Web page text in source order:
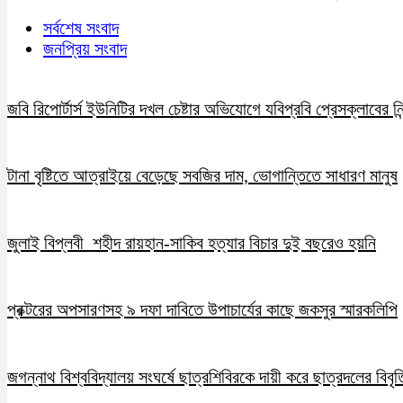
সর্বশেষ সংবাদ
জনপ্রিয় সংবাদ
জবি রিপোর্টার্স ইউনিটির দখল চেষ্টার অভিযোগে যবিপ্রবি প্রেসক্লাবের
টানা বৃষ্টিতে আত্রাইয়ে বেড়েছে সবজির দাম, ভোগান্তিতে সাধারণ মানুষ
জুলাই বিপ্লবী শহীদ রায়হান-সাকিব হত্যার বিচার দুই বছরেও হয়নি
প্রক্টরের অপসারণসহ ৯ দফা দাবিতে উপাচার্যের কাছে জকসুর স্মারকলিপি
জগন্নাথ বিশ্ববিদ্যালয় সংঘর্ষে ছাত্রশিবিরকে দায়ী করে ছাত্রদলের